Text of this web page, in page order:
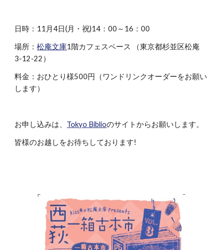
日時：11月4日(月・祝)14：00～16：00
場所：松庵文庫1階カフェスペース （東京都杉並区松庵
3-12-22）
料金：おひとり様500円（ワンドリンクオーダーをお願い
します）
お申し込みは、 Tokyo Biblioのサイトからお願いします。
皆様のお越しをお待ちしております!